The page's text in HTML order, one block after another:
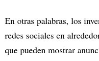
En otras palabras, los
redes sociales en
que pueden mostrar